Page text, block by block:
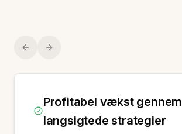
Previous slide
Next slide
Profitabel vækst gennem
langsigtede strategier